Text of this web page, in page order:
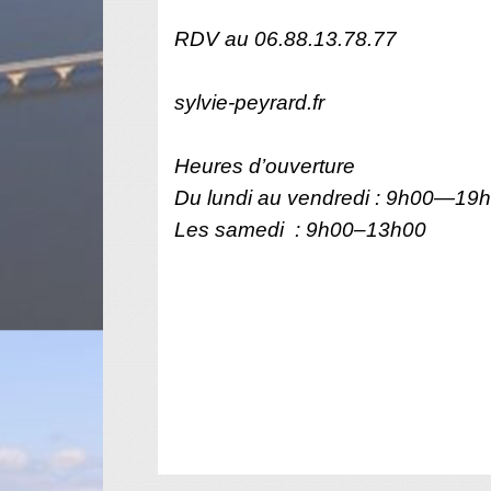
RDV au 06.88.13.78.77
sylvie-peyrard.fr
Heures d’ouverture
Du lundi au vendredi :
Les samedi : 9h00–13h00